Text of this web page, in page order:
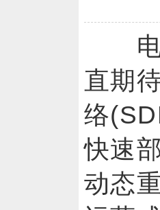
电
直期
络
快速
动态